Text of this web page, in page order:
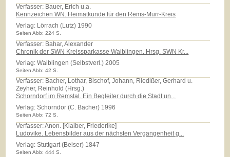
Verfasser: Bauer, Erich u.a.
Kennzeichen WN. Heimatkunde für den Rems-Murr-Kreis
Verlag: Lörrach (Lutz) 1990
Seiten Abb: 224 S.
Verfasser: Bahar, Alexander
Chronik der SWN Kreissparkasse Waiblingen. Hrsg. SWN Kr...
Verlag:Waiblingen (Selbstverl.) 2005
Seiten Abb: 42 S.
Verfasser: Bacher, Lothar, Bischof, Johann, Riedißer, Gerhard u.
Zeyher, Reinhold (Hrsg.)
Schorndorf im Remstal. Ein Begleiter durch die Stadt un...
Verlag:Schorndor (C. Bacher) 1996
Seiten Abb: 72 S.
Verfasser: Anon. [Klaiber, Friederike]
Ludovike. Lebensbilder aus der nächsten Vergangenheit g...
Verlag:Stuttgart (Belser) 1847
Seiten Abb: 444 S.